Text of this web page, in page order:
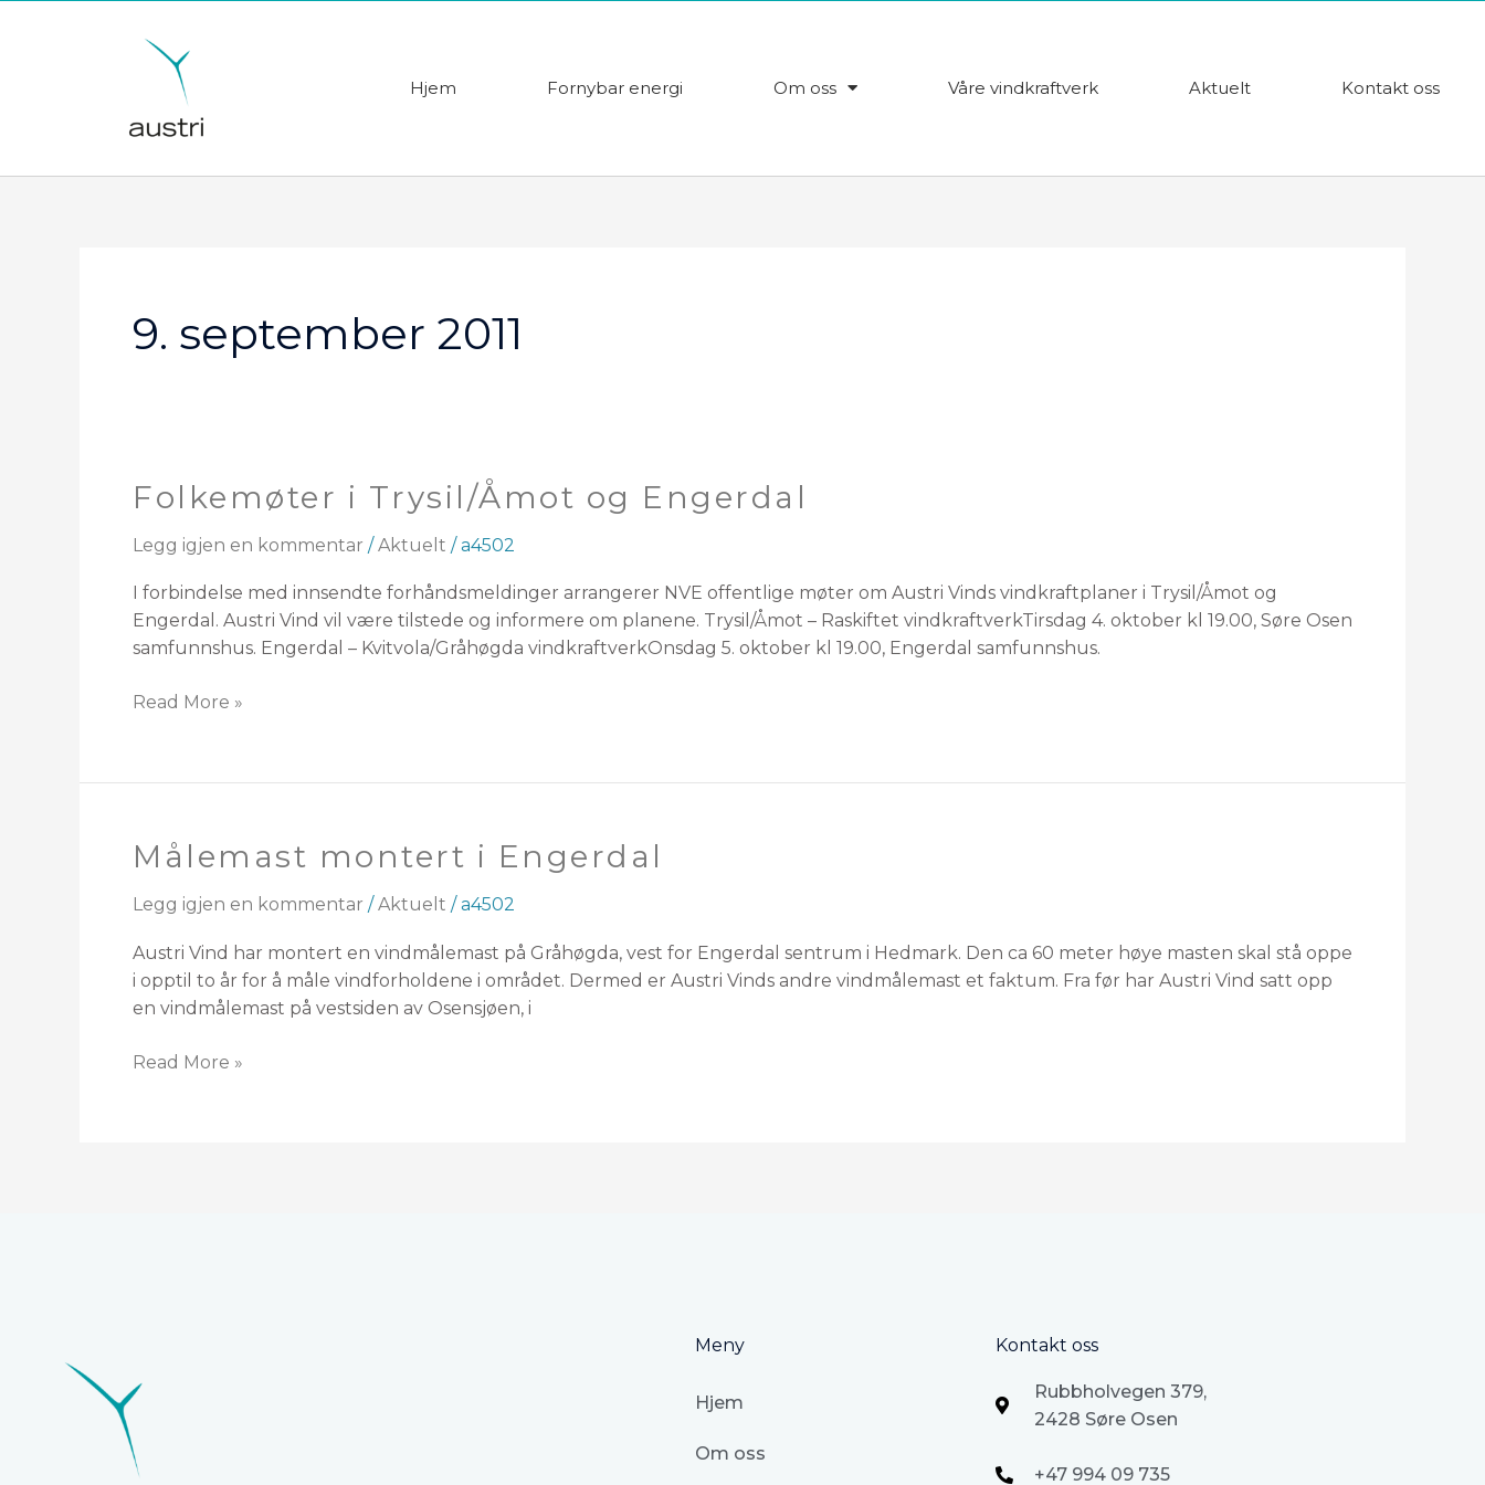
Hjem Fornybar energi Om oss Våre vindkraftverk Aktuelt Kontakt oss
9. september 2011
Folkemøter i Trysil/Åmot og Engerdal
Legg igjen en kommentar /Aktuelt /a4502
I forbindelse med innsendte forhåndsmeldinger arrangerer NVE offentlige møter om Austri Vinds vindkraftplaner i Trysil/Åmot og
Engerdal. Austri Vind vil være tilstede og informere om planene. Trysil/Åmot – Raskiftet vindkraftverkTirsdag 4. oktober kl 19.00, Søre Osen
samfunnshus. Engerdal – Kvitvola/Gråhøgda vindkraftverkOnsdag 5. oktober kl 19.00, Engerdal samfunnshus.
Folkemøter
Trysil/
og
Engerdal
Read More »
Målemast montert i Engerdal
Legg igjen en kommentar / Aktuelt / a4502
Austri Vind har montert en vindmålemast på Gråhøgda, vest for Engerdal sentrum i Hedmark. Den ca 60 meter høye masten skal stå oppe
i opptil to år for å måle vindforholdene i området. Dermed er Austri Vinds andre vindmålemast et faktum. Fra før har Austri Vind satt opp
en vindmålemast på vestsiden av Osensjøen, i
Målemast
Read More »
Meny
Hjem
Om oss
Kontakt oss
Rubbholvegen 379,
2428 Søre Osen
+47 994 09 735